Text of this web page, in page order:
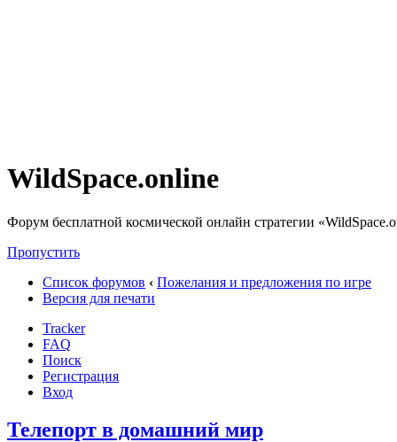
WildSpace.online
Форум бесплатной космической онлайн стратегии
Пропустить
Список форумов ‹ Пожелания и предложения по игре
Версия для печати
Tracker
FAQ
Поиск
Регистрация
Вход
Телепорт в домашний мир